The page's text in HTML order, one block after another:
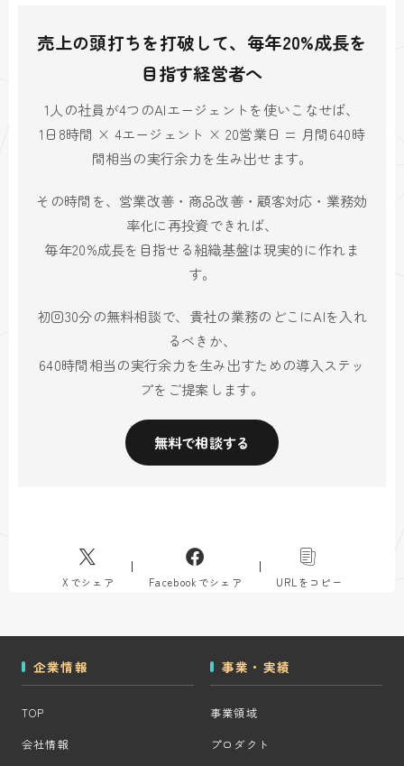
売上の頭打ちを打破して、毎年20%成長を
目指す経営者へ
1人の社員が4つのAIエージェントを使いこなせば、
1日8時間 × 4エージェント × 20営業日 = 月間640時
間相当の実行余力を生み出せます。
その時間を、営業改善・商品改善・顧客対応・業務効
率化に再投資できれば、
毎年20%成長を目指せる組織基盤は現実的に作れま
す。
初回30分の無料相談で、貴社の業務のどこにAIを入れ
るべきか、
640時間相当の実行余力を生み出すための導入ステッ
プをご提案します。
無料で相談する
Xでシェア Facebookでシェア URLをコピー
企業情報
TOP
会社情報
事業・実績
事業領域
プロダクト